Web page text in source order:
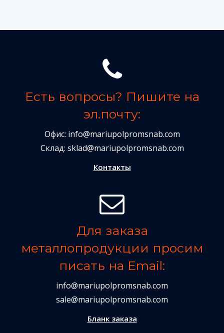
Есть вопросы? Пишите на
эл.почту:
Офис: info@mariupolpromsnab.com
Склад: sklad@mariupolpromsnab.com
Контакты
Для заказа
металлопродукции просим
писать на Email:
info@mariupolpromsnab.com
sale@mariupolpromsnab.com
Бланк заказа